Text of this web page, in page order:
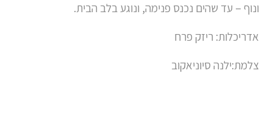
ונוף – עד שהים נכנס פנימה, ונוגע בלב הבית.
אדריכלות: ריזק פרח
צלמת:ילנה סיוניאקוב